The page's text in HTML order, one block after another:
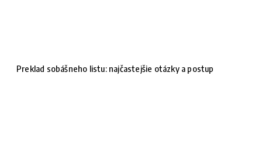
Preklad sobášneho listu: najčastejšie otázky a postup